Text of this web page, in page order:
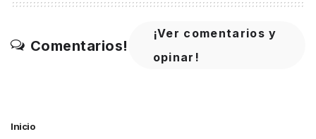
Comentarios!
¡Ver comentarios y
opinar!
Inicio